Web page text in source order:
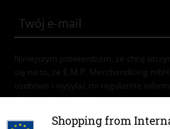
Shopping from
Niniejszym potwierdzam, że chcę
się na to, że E.M.P. Merchandising
osobowe i wysyłać mi regularnie
dane osobowe będą przetwarzane
poprzez kliknięcie w link umożliwiający